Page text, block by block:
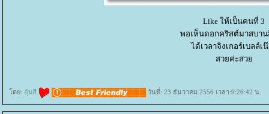
Like ให้เป็นคนที่ 3
พอเห็นดอกคริสต์มาสบา
ได้เวลาจิงเกอร์เบลล์เ
สวยค่ะสว
ดย: อุ้มสี วันที่: 23 ธันวาคม 2556 เวลา:9:26:42 น.